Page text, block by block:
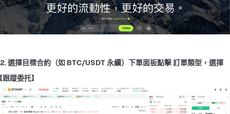
2. 選擇目標合約（如 BTC/USDT 永續）下單面板點擊 訂單類型，選擇
【跟蹤委托】